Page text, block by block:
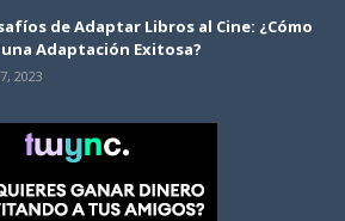
de Adaptar Libros al Cine: ¿Cómo
Adaptación Exitosa?
2023